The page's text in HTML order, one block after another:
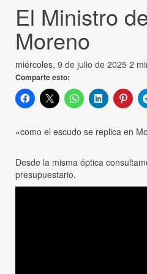
El Ministro
Moreno
miércoles, 9 de julio de 2025 2
Comparte esto:
«como el escudo se replica en
Desde la misma óptica
presupuestario.